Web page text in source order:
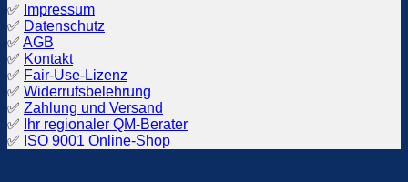
✅ Impressum
✅ Datenschutz
✅ AGB
✅ Kontakt
✅ Fair-Use-Lizenz
✅ Widerrufsbelehrung
✅ Zahlung und Versand
✅
Ihr regionaler QM-Berater
✅ ISO 9001 Online-Shop